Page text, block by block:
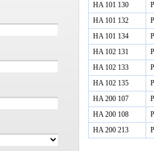
HA 101 130
HA 101 132
HA 101 134
HA 102 131
HA 102 133
HA 102 135
HA 200 107
HA 200 108
HA 200 213